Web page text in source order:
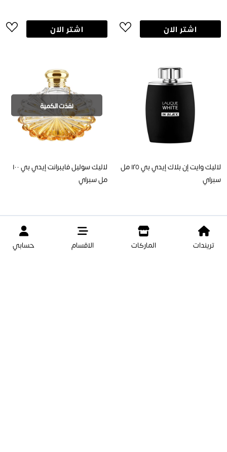
تريندات الماركات الاقسام حسابي
اشتر الان اشتر الان
لاليك وايت إن بلاك إيدي بي ١٢٥ مل
سبراي
نفذت الكمية
لاليك سوليل فايبرانت إيدي بي ١٠٠
مل سبراي